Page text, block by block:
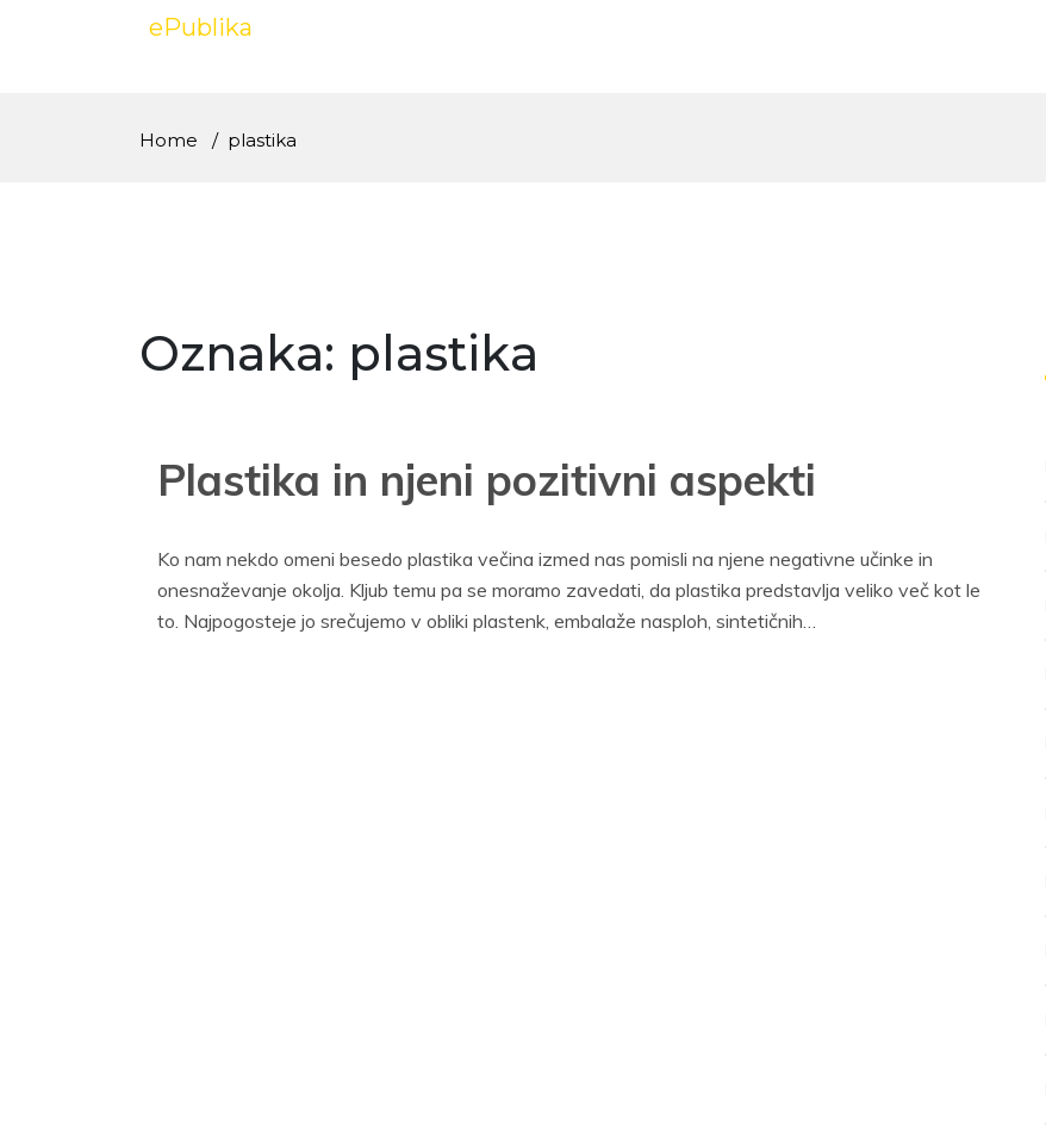
ePublika
Home plastika
Oznaka: plastika
Plastika in njeni pozitivni aspekti
Ko nam nekdo omeni besedo plastika večina izmed nas pomisli na njene negativne učinke in
onesnaževanje okolja. Kljub temu pa se moramo zavedati, da plastika predstavlja veliko več kot le
to. Najpogosteje jo srečujemo v obliki plastenk, embalaže nasploh, sintetičnih…